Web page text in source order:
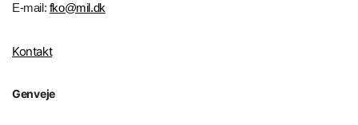
E-mail: fko@mil.dk
Kontakt
Genveje